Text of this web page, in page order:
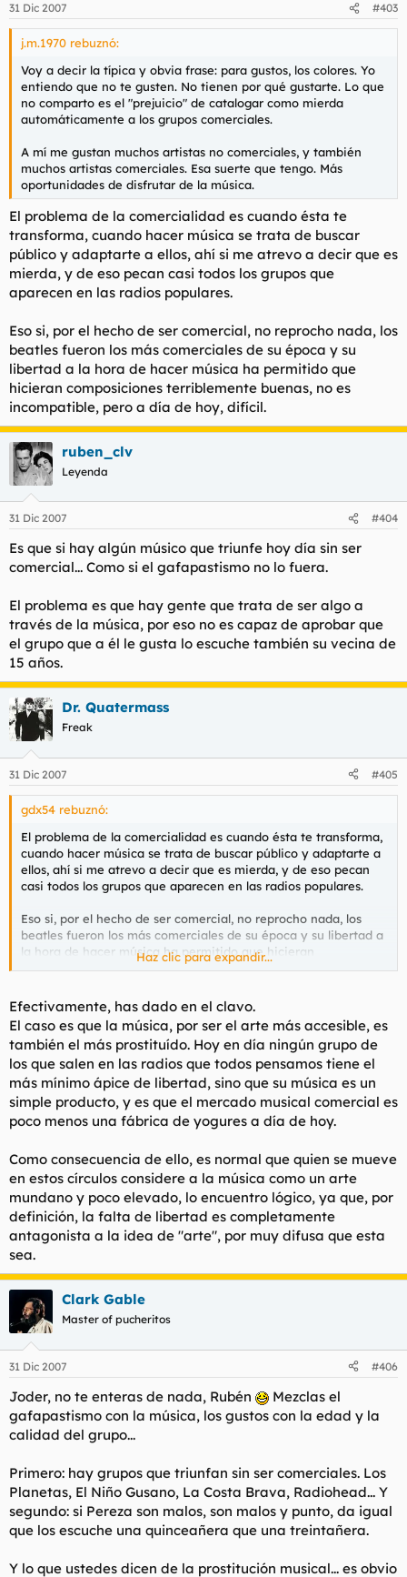
31 Dic 2007 #403
j.m.1970 rebuznó:
Voy a decir la típica y obvia frase: para gustos, los colores. Yo
entiendo que no te gusten. No tienen por qué gustarte. Lo que
no comparto es el "prejuicio" de catalogar como mierda
automáticamente a los grupos comerciales.
A mí me gustan muchos artistas no comerciales, y también
muchos artistas comerciales. Esa suerte que tengo. Más
oportunidades de disfrutar de la música.
El problema de la comercialidad es cuando ésta te
transforma, cuando hacer música se trata de buscar
público y adaptarte a ellos, ahí si me atrevo a decir que es
mierda, y de eso pecan casi todos los grupos que
aparecen en las radios populares.
Eso si, por el hecho de ser comercial, no reprocho nada, los
beatles fueron los más comerciales de su época y su
libertad a la hora de hacer música ha permitido que
hicieran composiciones terriblemente buenas, no es
incompatible, pero a día de hoy, difícil.
ruben_clv
Leyenda
31 Dic 2007 #404
Es que si hay algún músico que triunfe hoy día sin ser
comercial... Como si el gafapastismo no lo fuera.
El problema es que hay gente que trata de ser algo a
través de la música, por eso no es capaz de aprobar que
el grupo que a él le gusta lo escuche también su vecina de
15 años.
Dr. Quatermass
Freak
31 Dic 2007 #405
gdx54 rebuznó:
El problema de la comercialidad es cuando ésta te transforma,
cuando hacer música se trata de buscar público y adaptarte a
ellos, ahí si me atrevo a decir que es mierda, y de eso pecan
casi todos los grupos que aparecen en las radios populares.
Eso si, por el hecho de ser comercial, no reprocho nada, los
beatles fueron los más comerciales de su época y su libertad a
la hora de hacer música ha permitido que hicieran
composiciones terriblemente buenas, no es incompatible, pero
Haz clic para expandir...
Efectivamente, has dado en el clavo.
El caso es que la música, por ser el arte más accesible, es
también el más prostituído. Hoy en día ningún grupo de
los que salen en las radios que todos pensamos tiene el
más mínimo ápice de libertad, sino que su música es un
simple producto, y es que el mercado musical comercial es
poco menos una fábrica de yogures a día de hoy.
Como consecuencia de ello, es normal que quien se mueve
en estos círculos considere a la música como un arte
mundano y poco elevado, lo encuentro lógico, ya que, por
definición, la falta de libertad es completamente
antagonista a la idea de "arte", por muy difusa que esta
sea.
Clark Gable
Master of pucheritos
31 Dic 2007 #406
Joder, no te enteras de nada, Rubén
Mezclas el
gafapastismo con la música, los gustos con la edad y la
calidad del grupo...
Primero: hay grupos que triunfan sin ser comerciales. Los
Planetas, El Niño Gusano, La Costa Brava, Radiohead... Y
segundo: si Pereza son malos, son malos y punto, da igual
que los escuche una quinceañera que una treintañera.
Y lo que ustedes dicen de la prostitución musical... es obvio